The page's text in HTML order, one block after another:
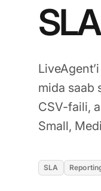
LiveAgent’i
mida saab
CSV-faili,
Small,
SLA